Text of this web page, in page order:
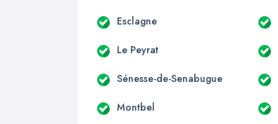
Esclagne
Le Peyrat
Sénesse-de-Senabugue
Montbel